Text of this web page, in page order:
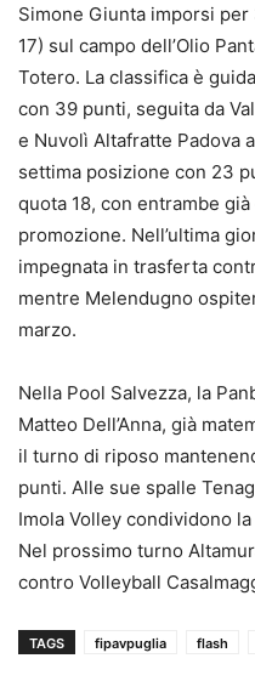
Simone Giunta imporsi per
17) sul campo dell’Olio
Totero. La classifica è
con 39 punti, seguita da
e Nuvolì Altafratte Padova
settima posizione con 23
quota 18, con entrambe
promozione. Nell’ultima
impegnata in trasferta
mentre Melendugno
marzo.
Nella Pool Salvezza, la
Matteo Dell’Anna, già
il turno di riposo
punti. Alle sue spalle
Imola Volley condividono
Nel prossimo turno
contro Volleyball
TAGS fipavpuglia flash